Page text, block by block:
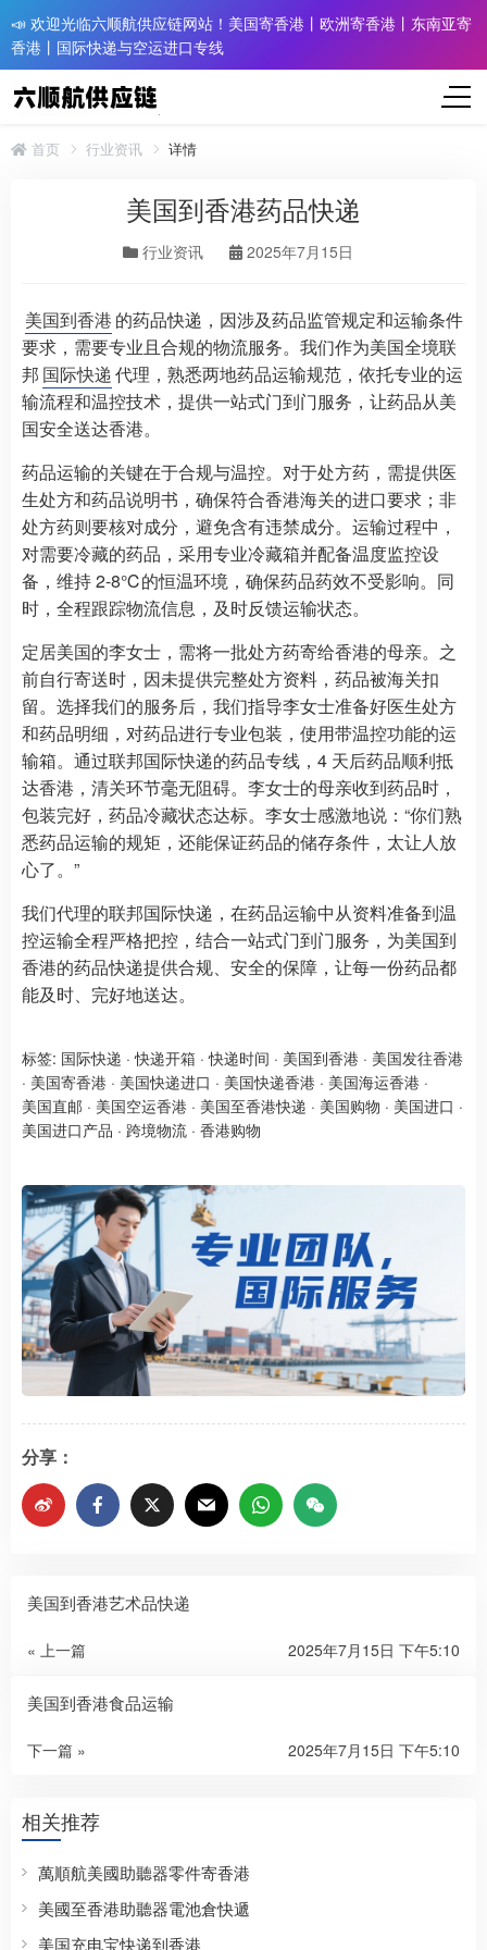
📣 欢迎光临六顺航供应链网站！美国寄香港丨欧洲寄香港丨东南亚寄
香港丨国际快递与空运进口专线
首页 行业资讯 详情
美国到香港药品快递
行业资讯 2025年7月15日
美国到香港 的药品快递，因涉及药品监管规定和运输条件
要求，需要专业且合规的物流服务。我们作为美国全境联
邦 国际快递代理，熟悉两地药品运输规范，依托专业的运
输流程和温控技术，提供一站式门到门服务，让药品从美
国安全送达香港。
药品运输的关键在于合规与温控。对于处方药，需提供医
生处方和药品说明书，确保符合香港海关的进口要求；非
处方药则要核对成分，避免含有违禁成分。运输过程中，
对需要冷藏的药品，采用专业冷藏箱并配备温度监控设
备，维持 2-8℃的恒温环境，确保药品药效不受影响。同
时，全程跟踪物流信息，及时反馈运输状态。
定居美国的李女士，需将一批处方药寄给香港的母亲。之
前自行寄送时，因未提供完整处方资料，药品被海关扣
留。选择我们的服务后，我们指导李女士准备好医生处方
和药品明细，对药品进行专业包装，使用带温控功能的运
输箱。通过联邦国际快递的药品专线，4 天后药品顺利抵
达香港，清关环节毫无阻碍。李女士的母亲收到药品时，
包装完好，药品冷藏状态达标。李女士感激地说：“你们熟
悉药品运输的规矩，还能保证药品的储存条件，太让人放
心了。”
我们代理的联邦国际快递，在药品运输中从资料准备到温
控运输全程严格把控，结合一站式门到门服务，为美国到
香港的药品快递提供合规、安全的保障，让每一份药品都
能及时、完好地送达。
标签: 国际快递 ·快递开箱 ·快递时间 · 美国到香港 · 美国发往香港
· 美国寄香港 · 美国快递进口 · 美国快递香港 · 美国海运香港 ·
美国直邮 · 美国空运香港 · 美国至香港快递 · 美国购物 · 美国进口 ·
美国进口产品 · 跨境物流 · 香港购物
分享：
美国到香港艺术品快递
« 上一篇 2025年7月15日 下午5:10
美国到香港食品运输
下一篇 » 2025年7月15日 下午5:10
相关推荐
萬順航美國助聽器零件寄香港
美國至香港助聽器電池倉快遞
美国充电宝快递到香港